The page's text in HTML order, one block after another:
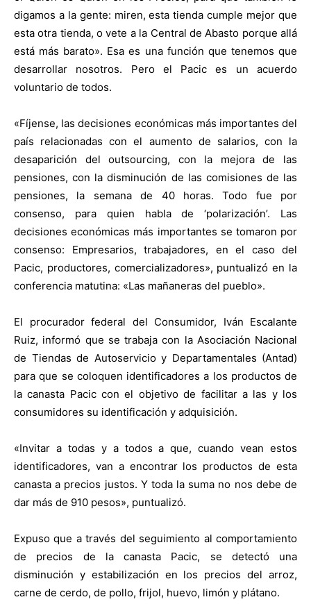
digamos a la gente: miren, esta tienda cumple mejor que
esta otra tienda, o vete a la Central de Abasto porque allá
está más barato». Esa es una función que tenemos que
desarrollar nosotros. Pero el Pacic es un acuerdo
voluntario de todos.
«Fíjense, las decisiones económicas más importantes del
país relacionadas con el aumento de salarios, con la
desaparición del outsourcing, con la mejora de las
pensiones, con la disminución de las comisiones de las
pensiones, la semana de 40 horas. Todo fue por
consenso, para quien habla de ‘polarización’. Las
decisiones económicas más importantes se tomaron por
consenso: Empresarios, trabajadores, en el caso del
Pacic, productores, comercializadores», puntualizó en la
conferencia matutina: «Las mañaneras del pueblo».
El procurador federal del Consumidor, Iván Escalante
Ruiz, informó que se trabaja con la Asociación Nacional
de Tiendas de Autoservicio y Departamentales (Antad)
para que se coloquen identificadores a los productos de
la canasta Pacic con el objetivo de facilitar a las y los
consumidores su identificación y adquisición.
«Invitar a todas y a todos a que, cuando vean estos
identificadores, van a encontrar los productos de esta
canasta a precios justos. Y toda la suma no nos debe de
dar más de 910 pesos», puntualizó.
Expuso que a través del seguimiento al comportamiento
de precios de la canasta Pacic, se detectó una
disminución y estabilización en los precios del arroz,
carne de cerdo, de pollo, frijol, huevo, limón y plátano.